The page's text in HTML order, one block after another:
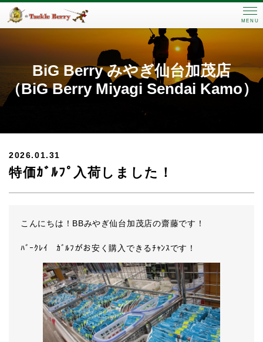
MENU
BiG Berry みやぎ仙台加茂店
（BiG Berry Miyagi Sendai Kamo）
2026.01.31
特価ｶﾞﾙﾌﾟ入荷しました！
こんにちは！BBみやぎ仙台加茂店の齋藤です！
ﾊﾞｰｸﾚｲ ｶﾞﾙﾌがお安く購入できるﾁｬﾝｽです！